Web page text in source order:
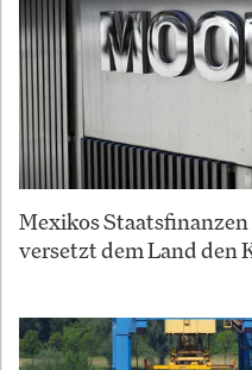
Mexikos
versetzt dem Land den